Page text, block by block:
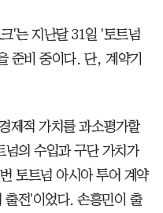
'는 지난달 31일 '토트넘
준비 중이다. 단, 계약기
제적 가치를 과소평가할
의 수입과 구단 가치가
토트넘 아시아 투어 계약
출전'이었다. 손흥민이 출